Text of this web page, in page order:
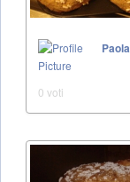
0 voti